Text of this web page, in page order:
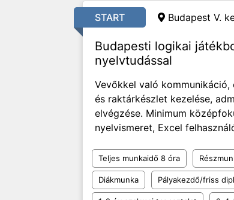
START Budapest V.
Budapesti logikai
nyelvtudással
Vevőkkel való
és raktárkészlet kezelése,
elvégzése. Minimum
nyelvismeret, Excel
Teljes munkaidő 8 óra
Diákmunka Pályakezdő/friss